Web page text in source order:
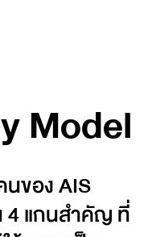
Model
ของ AIS
4 แกนสำคัญที่